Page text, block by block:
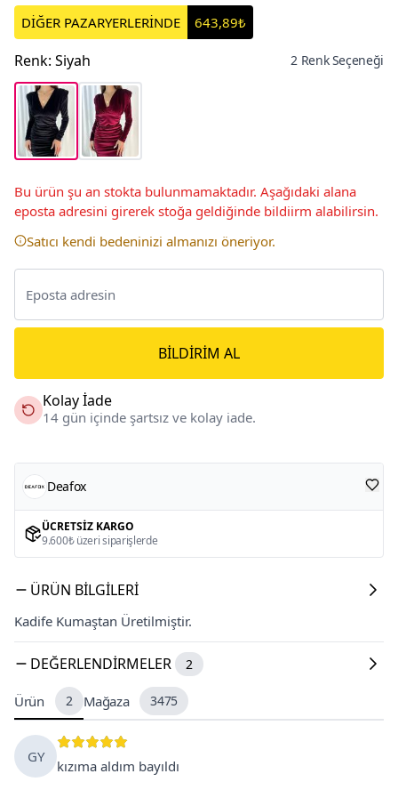
DİĞER PAZARYERLERİNDE 643,89₺
Renk: Siyah 2 Renk Seçeneği
Bu ürün şu an stokta bulunmamaktadır. Aşağıdaki alana
eposta adresini girerek stoğa geldiğinde bildiirm alabilirsin.
Satıcı kendi bedeninizi almanızı öneriyor.
BILDIRIM AL
Kolay İade
14 gün içinde şartsız ve kolay iade.
Deafox
ÜCRETSIZ KARGO
9.600₺ üzeri siparişlerde
ÜRÜN BILGILERI
Kadife Kumaştan Üretilmiştir.
DEĞERLENDIRMELER 2
Ürün 2 Mağaza 3475
GY
kızıma aldım bayıldı